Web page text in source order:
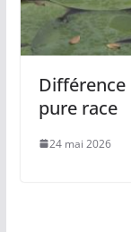
pure race
24 mai 2026